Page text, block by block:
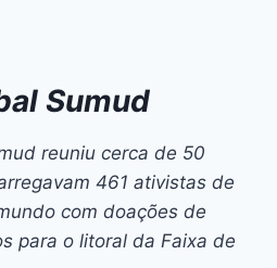
Sumud
reuniu cerca de 50
461 ativistas de
com doações de
para o litoral da Faixa de